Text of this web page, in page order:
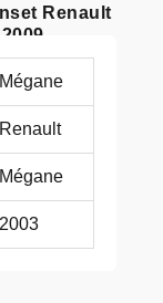
Renault
Mégane
Renault
Mégane
2003